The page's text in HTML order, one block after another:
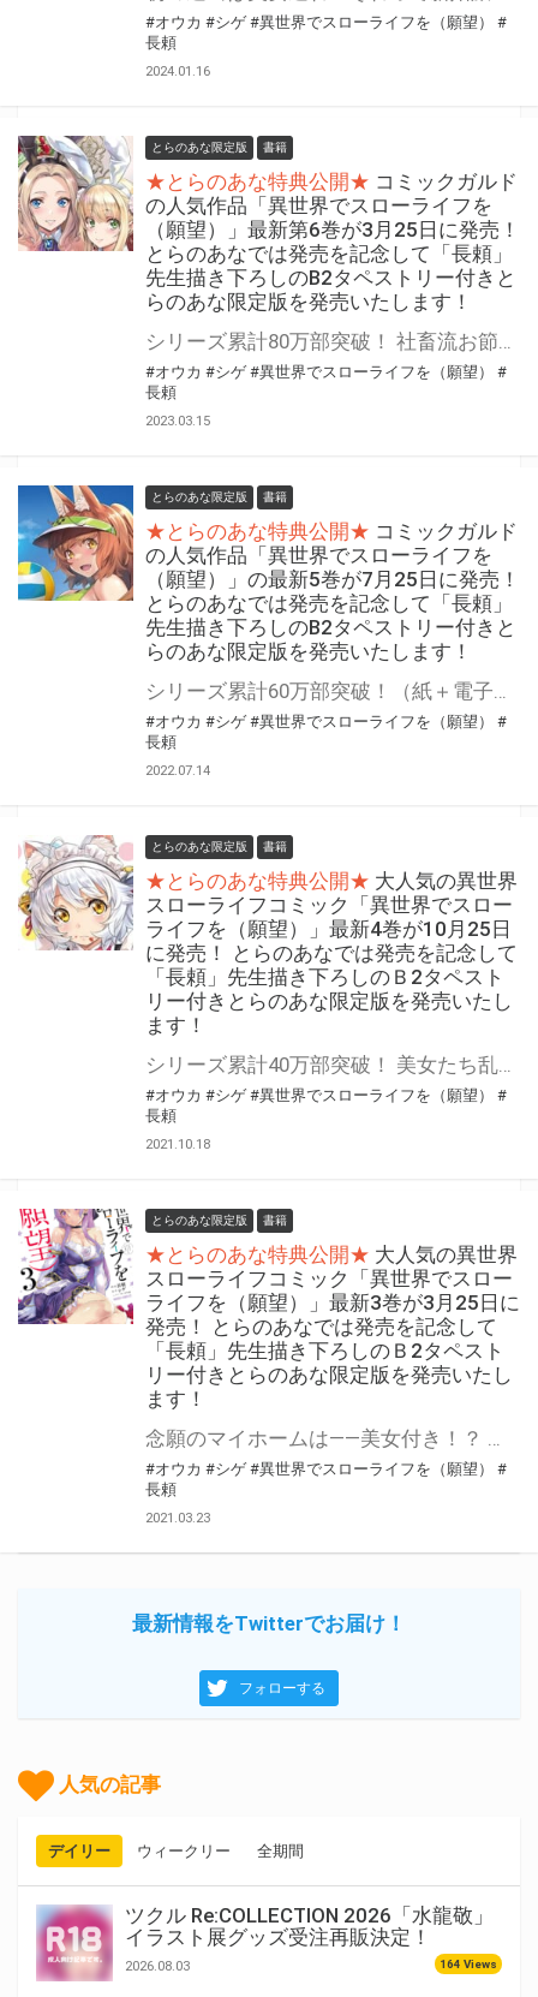
#オウカ #シゲ #異世界でスローライフを（願望）
#
長頼
2024.01.16
とらのあな限定版 書籍
★とらのあな特典公開★ コミックガルド
の人気作品「異世界でスローライフを
（願望）」最新第6巻が3月25日に発売！
とらのあなでは発売を記念して「長頼」
先生描き下ろしのB2タペストリー付きと
らのあな限定版を発売いたします！
シリーズ累計80万部突破！ 社畜流お節介で…… ついに領主様まで骨抜きに!? コミック版「異世界でスローライフを（願望）」最新6巻が2023年3月25日(土)に発売！ とらのあなでは発売を記念して「B2タペストリー付き」とらのあな限定版を発売いたします。 イラストは「長頼」先生の描き下ろしイラストです！ とらのあな限定版の数は限られていますので、是非お早めにお求めください！
#オウカ #シゲ #異世界でスローライフを（願望）
#
長頼
2023.03.15
とらのあな限定版 書籍
★とらのあな特典公開★ コミックガルド
の人気作品「異世界でスローライフを
（願望）」の最新5巻が7月25日に発売！
とらのあなでは発売を記念して「長頼」
先生描き下ろしのB2タペストリー付きと
らのあな限定版を発売いたします！
シリーズ累計60万部突破！（紙＋電子） 数多の苦難を越え――初体験だ！？ 「異世界でスローライフを（願望）」の最新5巻が7月25日に発売！ とらのあなでは発売を記念して「B2タペストリー付き」とらのあな限定版を発売いたします。 イラストは「長頼」先生の描き下ろしイラストです！ とらのあな限定版の数は限られていますので、是非お早めにお求めください！
#オウカ #シゲ #異世界でスローライフを（願望）
#
長頼
2022.07.14
とらのあな限定版 書籍
★とらのあな特典公開★ 大人気の異世界
スローライフコミック「異世界でスロー
ライフを（願望）」最新4巻が10月25日
に発売！ とらのあなでは発売を記念して
「長頼」先生描き下ろしのＢ2タペスト
リー付きとらのあな限定版を発売いたし
ます！
シリーズ累計40万部突破！ 美女たち乱闘勃発！ 原因は俺…！？ コミックガルドの人気作「異世界でスローライフを（願望）」のコミック最新第4巻が10月25日(月)に発売！ とらのあなでは発売を記念して、「B2タペストリー付きとらのあな限定版」を今回もご用意させて頂きます！！ イラストは「長頼」先生の描き下ろしイラスト！ とらのあな限定版は限られておりますので是非お求めください！！
#オウカ #シゲ #異世界でスローライフを（願望）
#
長頼
2021.10.18
とらのあな限定版 書籍
★とらのあな特典公開★ 大人気の異世界
スローライフコミック「異世界でスロー
ライフを（願望）」最新3巻が3月25日に
発売！ とらのあなでは発売を記念して
「長頼」先生描き下ろしのＢ2タペスト
リー付きとらのあな限定版を発売いたし
ます！
念願のマイホームは――美女付き！？ コミックガルドの人気作「異世界でスローライフを（願望）」のコミック第3巻が3月25日に発売！ とらのあなでは発売を記念して、「B2タペストリー付きとらのあな限定版」を1巻に引き続きご用意させて頂きます！！ イラストは「長頼」先生の描き下ろしイラスト！ とらのあな限定版は限られておりますので是非お求めください！！
#オウカ #シゲ #異世界でスローライフを（願望）
#
長頼
2021.03.23
最新情報をTwitterでお届け！
フォローする
人気の記事
デイリー ウィークリー 全期間
ツクル Re:COLLECTION 2026「水龍敬」
イラスト展グッズ受注再販決定！
2026.08.03 164 Views